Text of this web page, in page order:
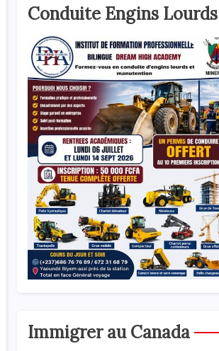
Conduite Engins Lourds
Immigrer au Canada